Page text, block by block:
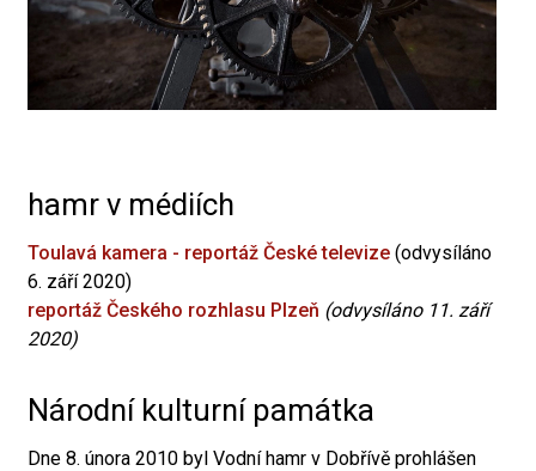
hamr v médiích
Toulavá kamera - reportáž České televize (odvysíláno
6. září 2020)
reportáž Českého rozhlasu Plzeň (odvysíláno 11. září
2020)
Národní kulturní památka
Dne 8. února 2010 byl Vodní hamr v Dobřívě prohlášen